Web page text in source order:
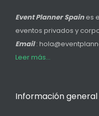
Event Planner Spain es
eventos privados y
Email:
Leer más...
Información general